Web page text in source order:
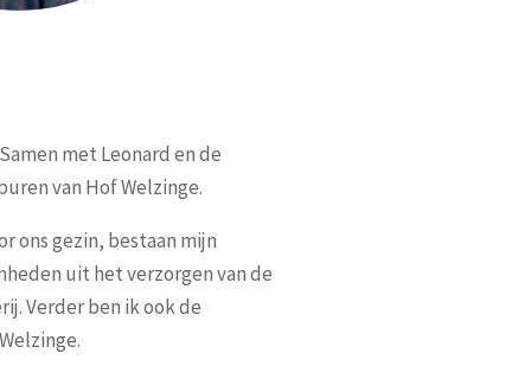
met Leonard en de
van Hof Welzinge.
ons gezin, bestaan mijn
uit het verzorgen van de
Verder ben ik ook de